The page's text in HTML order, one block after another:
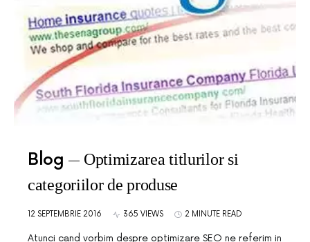
Blog
Optimizarea titlurilor si
categoriilor de produse
12 SEPTEMBRIE 2016 365 VIEWS 2 MINUTE READ
Atunci cand vorbim despre optimizare SEO ne referim in